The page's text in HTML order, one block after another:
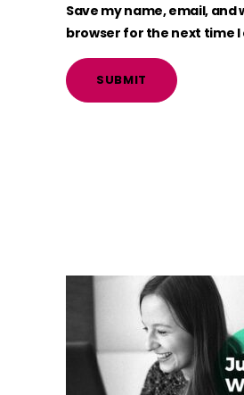
Save my name, email, and
browser for the next time